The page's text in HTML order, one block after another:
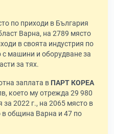
по приходи в България
Варна, на 2789 място
в своята индустрия по
машини и оборудване за
за тях.
заплата в ПАРТ КОРЕА
което му отрежда 29 980
2022 г., на 2065 място в
в община Варна и 47 по